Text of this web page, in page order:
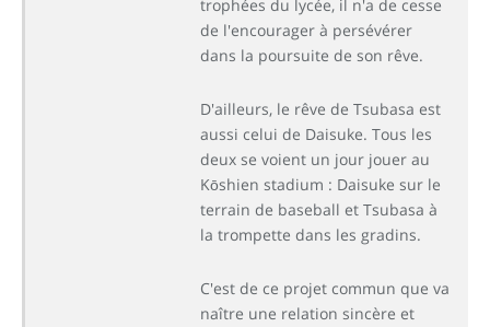
trophées du lycée, il n'a de cesse
de l'encourager à persévérer
dans la poursuite de son rêve.
D'ailleurs, le rêve de Tsubasa est
aussi celui de Daisuke. Tous les
deux se voient un jour jouer au
Kōshien stadium : Daisuke sur le
terrain de baseball et Tsubasa à
la trompette dans les gradins.
C'est de ce projet commun que va
naître une relation sincère et